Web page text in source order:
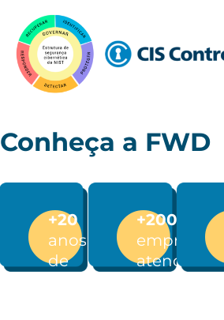
Conheça a FWD
+20
anos
de
+200
empresas
atendidas